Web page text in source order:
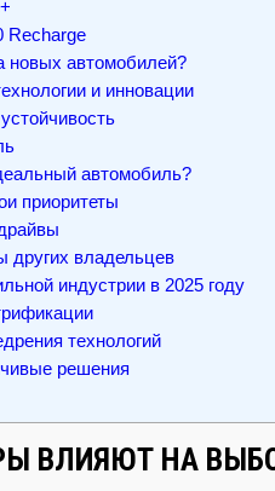
Recharge
новых автомобилей?
и инновации
автомобиль?
приоритеты
других владельцев
индустрии в 2025 году
технологий
решения
ВЛИЯЮТ НА